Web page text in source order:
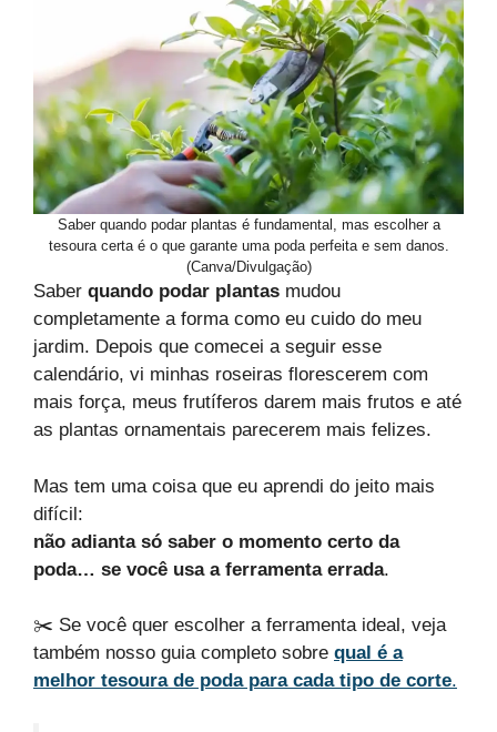
Saber quando podar plantas é fundamental, mas escolher a
tesoura certa é o que garante uma poda perfeita e sem danos.
(Canva/Divulgação)
Saber quando podar plantas mudou
completamente a forma como eu cuido do meu
jardim. Depois que comecei a seguir esse
calendário, vi minhas roseiras florescerem com
mais força, meus frutíferos darem mais frutos e até
as plantas ornamentais parecerem mais felizes.
Mas tem uma coisa que eu aprendi do jeito mais
difícil:
não adianta só saber o momento certo da
poda… se você usa a ferramenta errada.
✂️ Se você quer escolher a ferramenta ideal, veja
também nosso guia completo sobre qual é a
melhor tesoura de poda para cada tipo de corte.